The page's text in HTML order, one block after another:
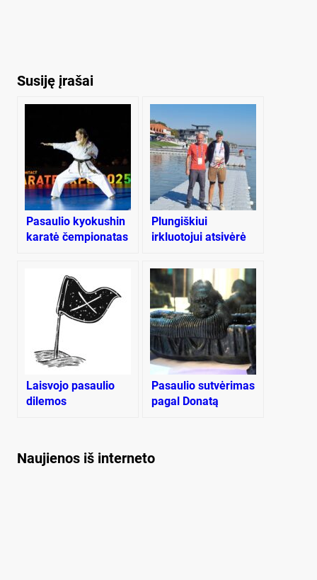
Susiję įrašai
Pasaulio kyokushin
karatė čempionatas
Plungiškiui
irkluotojui atsivėrė
čempionatą
Laisvojo pasaulio
dilemos
Pasaulio sutvėrimas
pagal Donatą
Naujienos iš interneto